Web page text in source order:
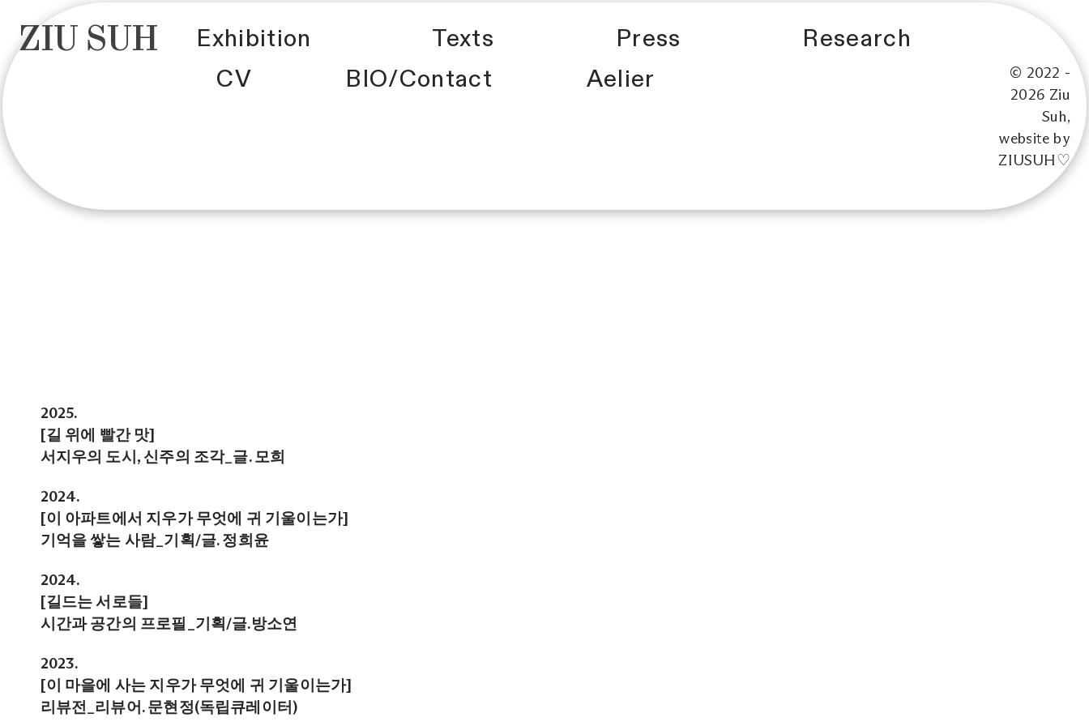
ZIU SUH Exhibition Texts Press
Research
CV
BIO/Contact Aelier
© 2022 -
2026 Ziu
Suh,
website by
ZIUSUH♡
2025.
[길 위에 빨간 맛]
서지우의 도시, 신주의 조각_글. 모희
2024.
[이 아파트에서 지우가 무엇에 귀 기울이는가]
기억을 쌓는 사람_기획/글. 정희윤
2024.
[길드는 서로들]
시간과 공간의 프로필_기획/글.방소연
2023.
[이 마을에 사는 지우가 무엇에 귀 기울이는가]
리뷰전_리뷰어. 문현정(독립큐레이터)